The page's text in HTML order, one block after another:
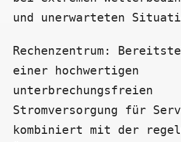
und unerwarteten
Rechenzentrum:
einer hochwertigen
unterbrechungsfreien
Stromversorgung für
kombiniert mit der